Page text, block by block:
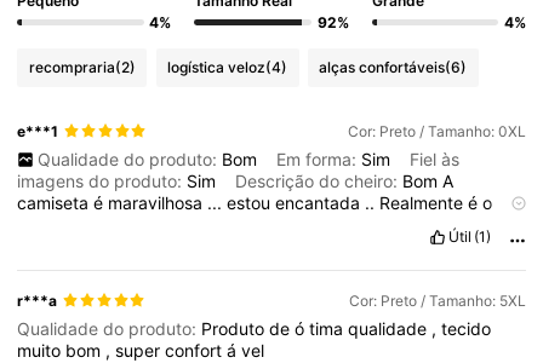
4%
92%
4%
recompraria(2) logística veloz(4) alças confortáveis(6)
e***1 Cor: Preto / Tamanho: 0XL
Qualidade do produto: Bom Em forma: Sim
Fiel às
imagens do produto: Sim Descrição do cheiro: BomA
camisetaé maravilhosa ...estouencantada .. Realmenteéo
ameiUso
grande. Útil (1)
r***a Cor: Preto / Tamanho: 5XL
Qualidade do produto: Produtodeótimaqualidade ,tecido
muito bom ,superconfortável